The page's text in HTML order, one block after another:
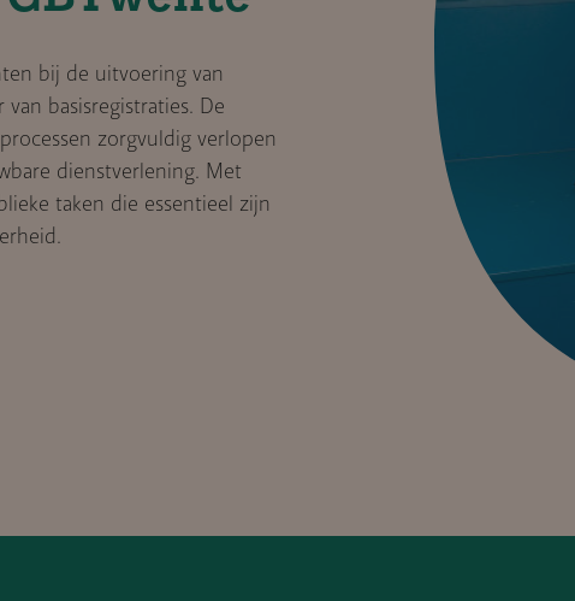
bij de uitvoering van
basisregistraties. De
zorgvuldig verlopen
dienstverlening. Met
taken die essentieel zijn